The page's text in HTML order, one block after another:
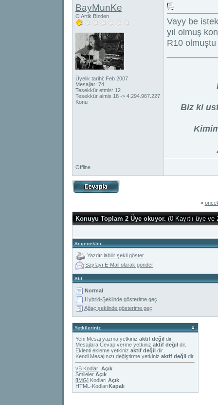
BayMunKe
O Artik Bizden
Üyelik tarihi: Feb 2007
Mesajlar: 74
Tesekkür etmis: 12
Tesekkür almis 18 -> 4.294.967.227
Konu
Vayy be
yıl olmuş
R10 olmuştu
Biz ki
Offline
«
Konuyu Toplam 2 Üye okuyor. (0 Kayıtlı üye ve
Seçenekler
Yazdırılabilir şekli göster
Sayfayı E-Mail olarak gönder
Stil
Normal
Hybrid-Şeklinde gösterime geç
Ağaç şeklinde gösterime geç
Yetkileriniz
Yeni Mesaj yazma yetkiniz aktif değildir.
Mesajlara Cevap verme yetkiniz aktif değildir.
Eklenti ekleme yetkiniz aktif değildir.
Kendi Mesajınızı değiştirme yetkiniz aktif değildir.
vB Kodları Açık
Smileler Açık
[IMG]Kodları Açık
HTML-KodlarıKapalı